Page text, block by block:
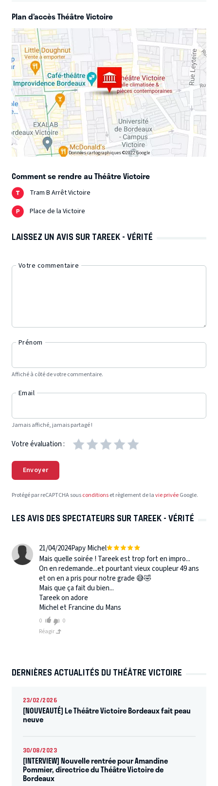
Plan d’accès Théâtre Victoire
Données cartographiques ©2022 Google
Comment se rendre au Théâtre Victoire
Tram B Arrêt Victoire
Place de la Victoire
LAISSEZ UN AVIS SUR TAREEK - VÉRITÉ
Votre commentaire
Prénom
Affiché à côté de votre commentaire.
Email
Jamais affiché, jamais partagé !
Votre évaluation :
Envoyer
Protégé par reCAPTCHA sousconditionset règlement de lavie privéeGoogle.
LES AVIS DES SPECTATEURS SUR TAREEK - VÉRITÉ
21/04/2024Papy Michel
Mais quelle soirée ! Tareek est trop fort en impro...
On en redemande...et pourtant vieux coupleur 49 ans
et on en a pris pour notre grade 😅🤣
Mais que ça fait du bien...
Tareek on adore
Michel et Francine du Mans
0
0
Réagir
DERNIÈRES ACTUALITÉS DU THÉÂTRE VICTOIRE
23/02/2026
[NOUVEAUTÉ] Le Théâtre Victoire Bordeaux fait peau
neuve
30/08/2023
[INTERVIEW] Nouvelle rentrée pour Amandine
Pommier, directrice du Théâtre Victoire de
Bordeaux